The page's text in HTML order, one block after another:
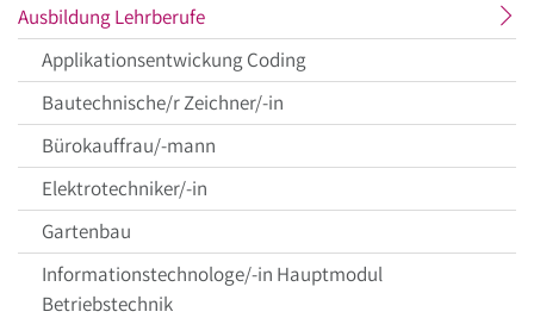
Ausbildung Lehrberufeaktueller
Menüpunkt
Applikationsentwickung Coding
Bautechnische/r Zeichner/-in
Bürokauffrau/-mann
Elektrotechniker/-in
Gartenbau
Informationstechnologe/-in Hauptmodul
Betriebstechnik